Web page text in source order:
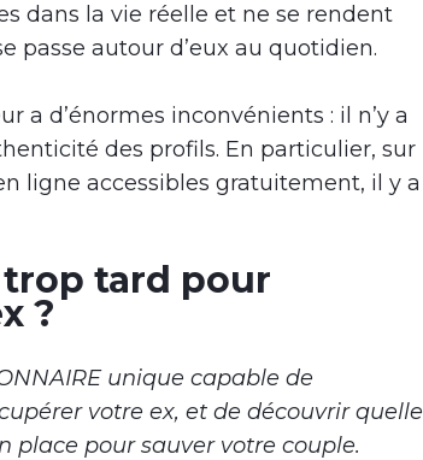
dans la vie réelle et ne se rendent
passe autour d’eux au quotidien.
a d’énormes inconvénients : il n’y a
des profils. En particulier, sur
ligne accessibles gratuitement, il y a
tard pour
?
unique capable de
votre ex, et de découvrir quelle
place pour sauver votre couple.